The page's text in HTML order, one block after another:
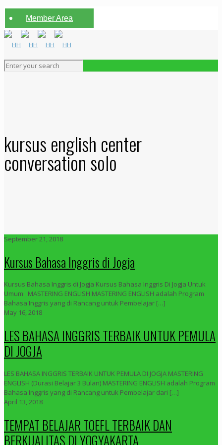
Member Area
kursus english center
conversation solo
September 21, 2018
Kursus Bahasa Inggris di Jogja
Kursus Bahasa Inggris di Jogja Kursus Bahasa Inggris Di Jogja Untuk
Umum MASTERING ENGLISH MASTERING ENGLISH adalah Program
Bahasa Inggris yang di Rancang untuk Pembelajar […]
May 16, 2018
LES BAHASA INGGRIS TERBAIK UNTUK PEMULA
DI JOGJA
LES BAHASA INGGRIS TERBAIK UNTUK PEMULA DI JOGJA MASTERING
ENGLISH (Durasi Belajar 3 Bulan) MASTERING ENGLISH adalah Program
Bahasa Inggris yang di Rancang untuk Pembelajar dari […]
April 13, 2018
TEMPAT BELAJAR TOEFL TERBAIK DAN
BERKUALITAS DI YOGYAKARTA